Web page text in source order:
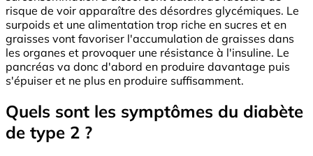
risque de voir apparaître des désordres glycémiques. Le
surpoids et une alimentation trop riche en sucres et en
graisses vont favoriser l'accumulation de graisses dans
les organes et provoquer une résistance à l'insuline. Le
pancréas va donc d'abord en produire davantage puis
s'épuiser et ne plus en produire suffisamment.
Quels sont les symptômes du diabète
de type 2 ?